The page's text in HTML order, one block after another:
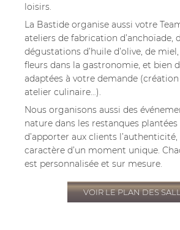
loisirs.
La Bastide organise aussi votre
ateliers de fabrication d’anchoïade,
dégustations d’huile d’olive, de
fleurs dans la gastronomie, et bien
adaptées à votre demande
atelier culinaire…).
Nous organisons aussi des
nature dans les restanques plantées
d’apporter aux clients
caractère d’un moment unique.
est personnalisée et sur mesure.
VOIR LE PLAN DES